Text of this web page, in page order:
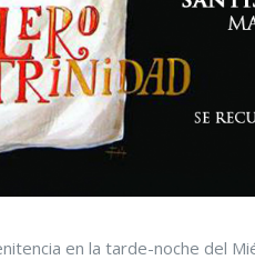
en la tarde-noche del